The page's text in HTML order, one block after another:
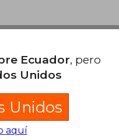
Ecuador, pero
Unidos
Unidos
aquí